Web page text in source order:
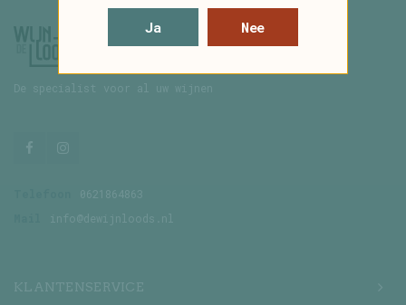
De specialist voor al uw wijnen
0621864863
info@dewijnloods.nl
KLANTENSERVICE
Ja Nee